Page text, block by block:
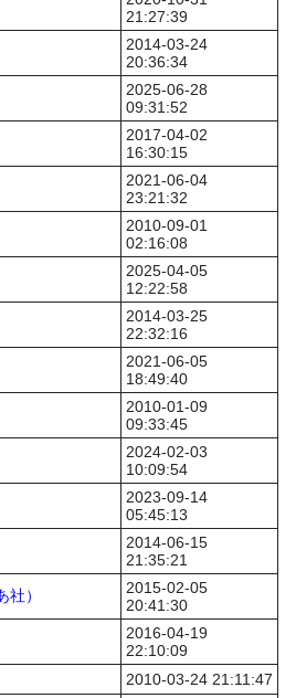
21:27:39
2014-03-24
20:36:34
2025-06-28
09:31:52
2017-04-02
16:30:15
2021-06-04
23:21:32
2010-09-01
02:16:08
2025-04-05
12:22:58
2014-03-25
22:32:16
2021-06-05
18:49:40
2010-01-09
09:33:45
2024-02-03
10:09:54
2023-09-14
05:45:13
2014-06-15
21:35:21
）
2015-02-05
20:41:30
2016-04-19
22:10:09
2010-03-24 21:11:47